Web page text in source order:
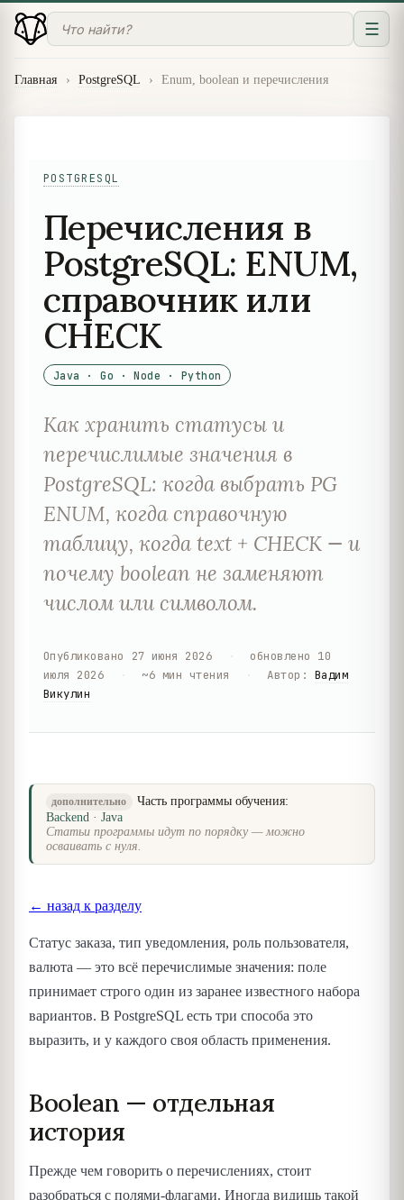
☰
Главная › PostgreSQL › Enum, boolean и перечисления
POSTGRESQL
Перечисления в
PostgreSQL: ENUM,
справочник или
CHECK
Java · Go · Node · Python
Как хранить статусы и
перечислимые значения в
PostgreSQL: когда выбрать PG
ENUM, когда справочную
таблицу, когда text + CHECK — и
почему boolean не заменяют
числом или символом.
Опубликовано 27 июня 2026 обновлено 10
июля 2026
~6 мин чтения Автор : Вадим
Викулин
дополнительно
Часть программы обучения:
Backend · Java
Статьи программы идут по порядку — можно
осваивать с нуля.
← назад к разделу
Статус заказа, тип уведомления, роль пользователя,
валюта — это всё перечислимые значения: поле
принимает строго один из заранее известного набора
вариантов. В PostgreSQL есть три способа это
выразить, и у каждого своя область применения.
Boolean — отдельная
история
Прежде чем говорить о перечислениях, стоит
разобраться с полями-флагами. Иногда видишь такой